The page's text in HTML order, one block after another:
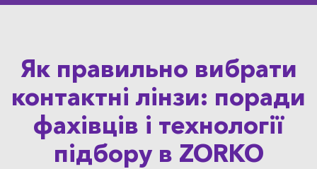
Як правильно вибрати
контактні лінзи: поради
фахівців і технології
підбору в ZORKO